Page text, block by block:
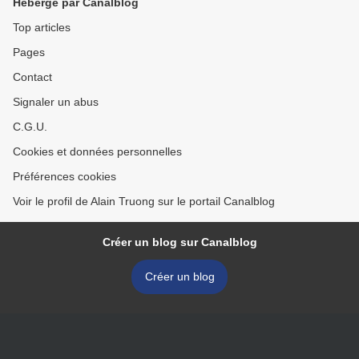
Top articles
Pages
Contact
Signaler un abus
C.G.U.
Cookies et données personnelles
Préférences cookies
Voir le profil de Alain Truong sur le portail Canalblog
Créer un blog sur Canalblog
Créer un blog